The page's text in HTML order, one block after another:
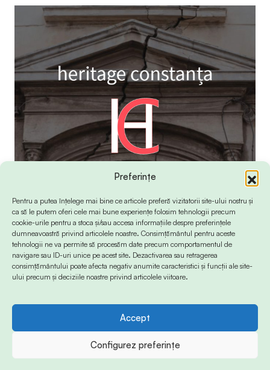
Preferințe
Pentru a putea înțelege mai bine ce articole preferă vizitatorii site-ului nostru și
ca să le putem oferi cele mai bune experiențe folosim tehnologii precum
cookie-urile pentru a stoca și/sau accesa informațiile despre preferințele
dumneavoastră privind articolele noastre. Consimțământul pentru aceste
tehnologii ne va permite să procesăm date precum comportamentul de
navigare sau ID-uri unice pe acest site. Dezactivarea sau retragerea
consimțământului poate afecta negativ anumite caracteristici și funcții ale site-
ului precum și deciziile noastre privind articolele viitoare.
Accept
Configurez preferințe
© 2024 Info-Sud-Est. All Rights Reserved.